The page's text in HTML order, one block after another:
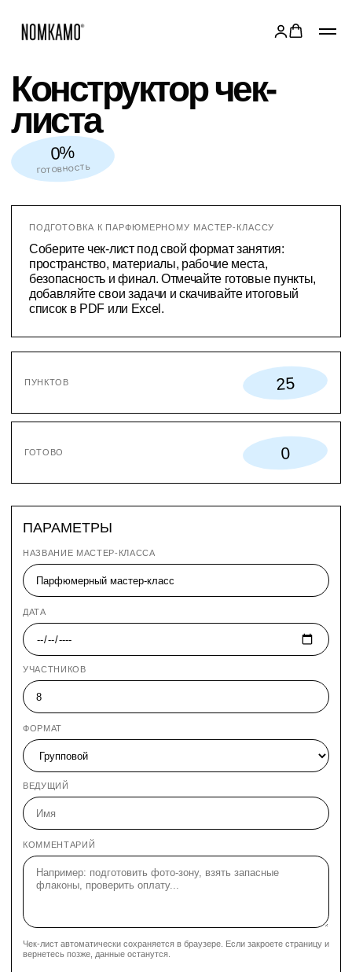
Конструктор чек-
листа
0%
ГОТОВНОСТЬ
ПОДГОТОВКА К ПАРФЮМЕРНОМУ МАСТЕР-КЛАССУ
Соберите чек-лист под свой формат занятия:
пространство, материалы, рабочие места,
безопасность и финал. Отмечайте готовые пункты,
добавляйте свои задачи и скачивайте итоговый
список в PDF или Excel.
ПУНКТОВ 25
ГОТОВО 0
ПАРАМЕТРЫ
НАЗВАНИЕ МАСТЕР-КЛАССА
ДАТА
УЧАСТНИКОВ
ФОРМАТ
ВЕДУЩИЙ
КОММЕНТАРИЙ
Чек-лист автоматически сохраняется в браузере. Если закроете страницу и
вернетесь позже, данные останутся.